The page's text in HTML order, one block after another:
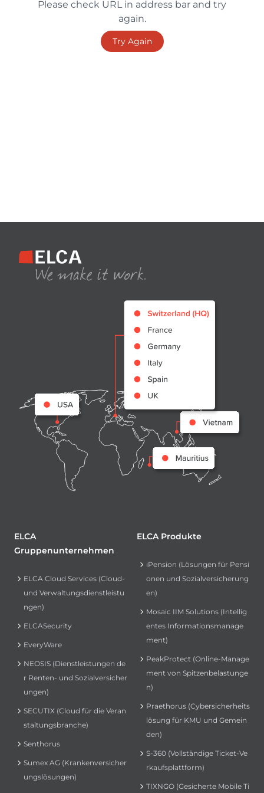
Please check URL in address bar and try
again.
Try Again
ELCA
Gruppenunternehmen
ELCA Cloud Services (Cloud-
und Verwaltungsdienstleistu
ngen)
ELCASecurity
EveryWare
NEOSIS (Dienstleistungen de
r Renten- und Sozialversicher
ungen)
SECUTIX (Cloud für die Veran
staltungsbranche)
Senthorus
Sumex AG (Krankenversicher
ungslösungen)
ELCA Produkte
iPension (Lösungen für Pensi
onen und Sozialversicherung
en)
Mosaic IIM Solutions (Intellig
entes Informationsmanage
ment)
PeakProtect (Online-Manage
ment von Spitzenbelastunge
n)
Praethorus (Cybersicherheits
lösung für KMU und Gemein
den)
S-360 (Vollständige Ticket-Ve
rkaufsplattform)
TIXNGO (Gesicherte Mobile Ti